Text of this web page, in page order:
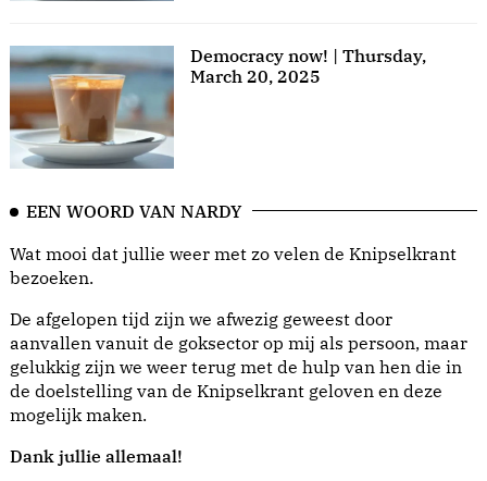
Democracy now! | Thursday,
March 20, 2025
EEN WOORD VAN NARDY
Wat mooi dat jullie weer met zo velen de Knipselkrant
bezoeken.
De afgelopen tijd zijn we afwezig geweest door
aanvallen vanuit de goksector op mij als persoon, maar
gelukkig zijn we weer terug met de hulp van hen die in
de doelstelling van de Knipselkrant geloven en deze
mogelijk maken.
Dank jullie allemaal!